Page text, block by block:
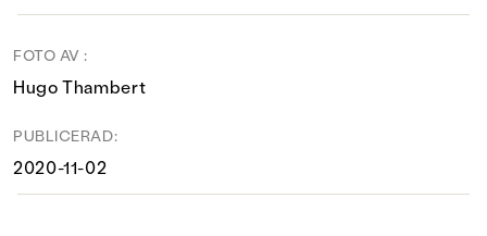
FOTO AV :
Hugo Thambert
PUBLICERAD:
2020-11-02